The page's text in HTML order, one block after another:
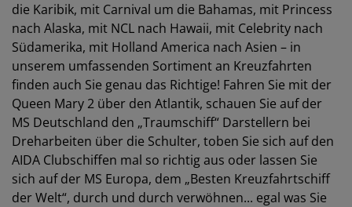
die Karibik, mit Carnival um die Bahamas, mit Princess
nach Alaska, mit NCL nach Hawaii, mit Celebrity nach
Südamerika, mit Holland America nach Asien – in
unserem umfassenden Sortiment an Kreuzfahrten
finden auch Sie genau das Richtige! Fahren Sie mit der
Queen Mary 2 über den Atlantik, schauen Sie auf der
MS Deutschland den „Traumschiff“ Darstellern bei
Dreharbeiten über die Schulter, toben Sie sich auf den
AIDA Clubschiffen mal so richtig aus oder lassen Sie
sich auf der MS Europa, dem „Besten Kreuzfahrtschiff
der Welt“, durch und durch verwöhnen... egal was Sie